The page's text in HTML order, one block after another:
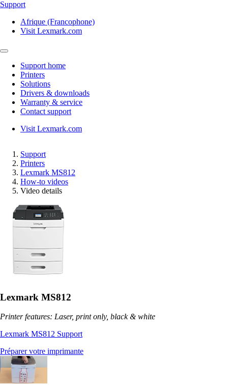
Support
Afrique (Francophone)
Visit Lexmark.com
Support home
Printers
Solutions
Drivers & downloads
Warranty & service
Contact support
Visit Lexmark.com
Support
Printers
Lexmark MS812
How-to videos
Video details
Lexmark MS812
Printer features: Laser, print only, black & white
Lexmark MS812 Support
Préparer votre imprimante